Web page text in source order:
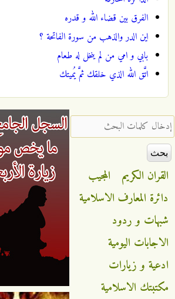
الفرق بين قضاء الله و قدره
اين الدر والذهب من سورة الفاتحة ؟
بابي و امي من لم ينخل له طعام
اتَّق الله الذي خلقك ثمَّ يُميتك
‏إدخال كلمات البحث ‏
القران الكريم
المجيب
دائرة المعارف الاسلامية
شبهات و ردود
الاجابات اليومية
ادعية و زيارات
مكتبتك الاسلامية